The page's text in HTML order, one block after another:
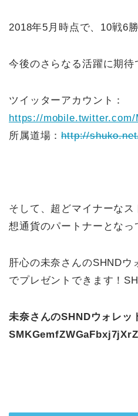
2018年5月時点で、10戦6
今後のさらなる活躍に期待
ツイッターアカウント：
https://mobile.twitter.com/
所属道場：http://
そして、超どマイナーな
想通貨のパートナーとなっ
肝心の未奈さんのSHNDウ
でプレゼントできます！
未奈さんのSHNDウォレッ